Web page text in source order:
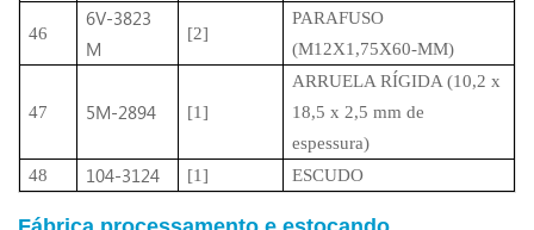
46
6V-3823
M
[2]
PARAFUSO
(M12X1,75X60-MM)
47 5M-2894 [1]
ARRUELA RÍGIDA (10,2 x
18,5 x 2,5 mm de
espessura)
48
104-3124 [1] ESCUDO